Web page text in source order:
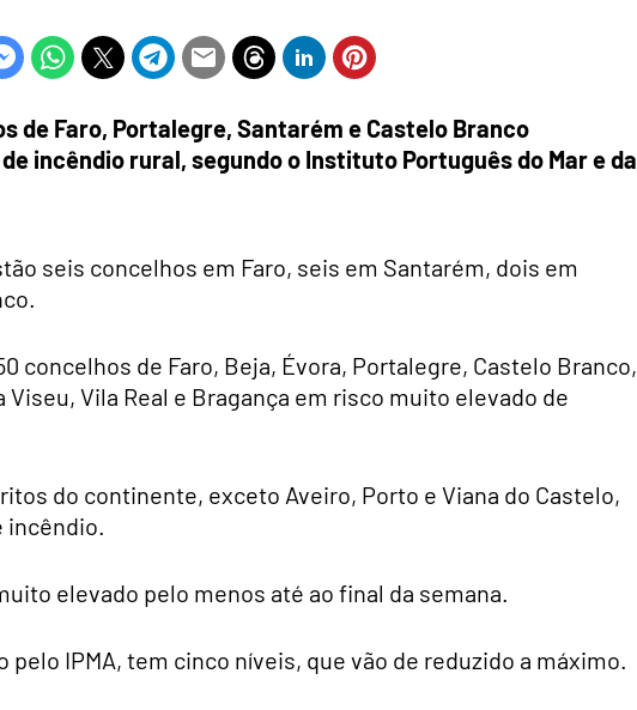
de Faro, Portalegre, Santarém e Castelo Branco
incêndio rural, segundo o Instituto Português do Mar e da
seis concelhos em Faro, seis em Santarém, dois em
concelhos de Faro, Beja, Évora, Portalegre, Castelo Branco,
Viseu, Vila Real e Bragança em risco muito elevado de
do continente, exceto Aveiro, Porto e Viana do Castelo,
incêndio.
elevado pelo menos até ao final da semana.
IPMA, tem cinco níveis, que vão de reduzido a máximo.